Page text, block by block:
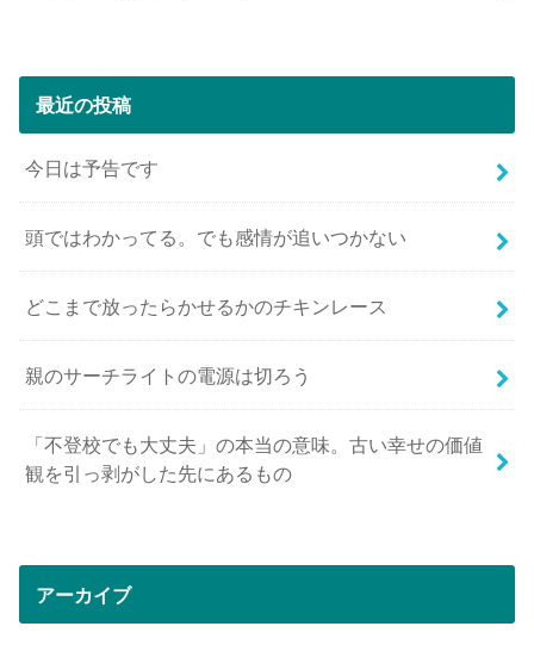
最近の投稿
今日は予告です
頭ではわかってる。でも感情が追いつかない
どこまで放ったらかせるかのチキンレース
親のサーチライトの電源は切ろう
「不登校でも大丈夫」の本当の意味。古い幸せの価値
観を引っ剥がした先にあるもの
アーカイブ